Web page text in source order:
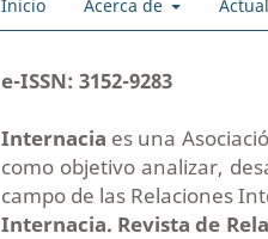
Inicio Acerca de Actual
e-ISSN: 3152-9283
Internacia es una
como objetivo analizar,
campo de las Relaciones
Internacia. Revista de